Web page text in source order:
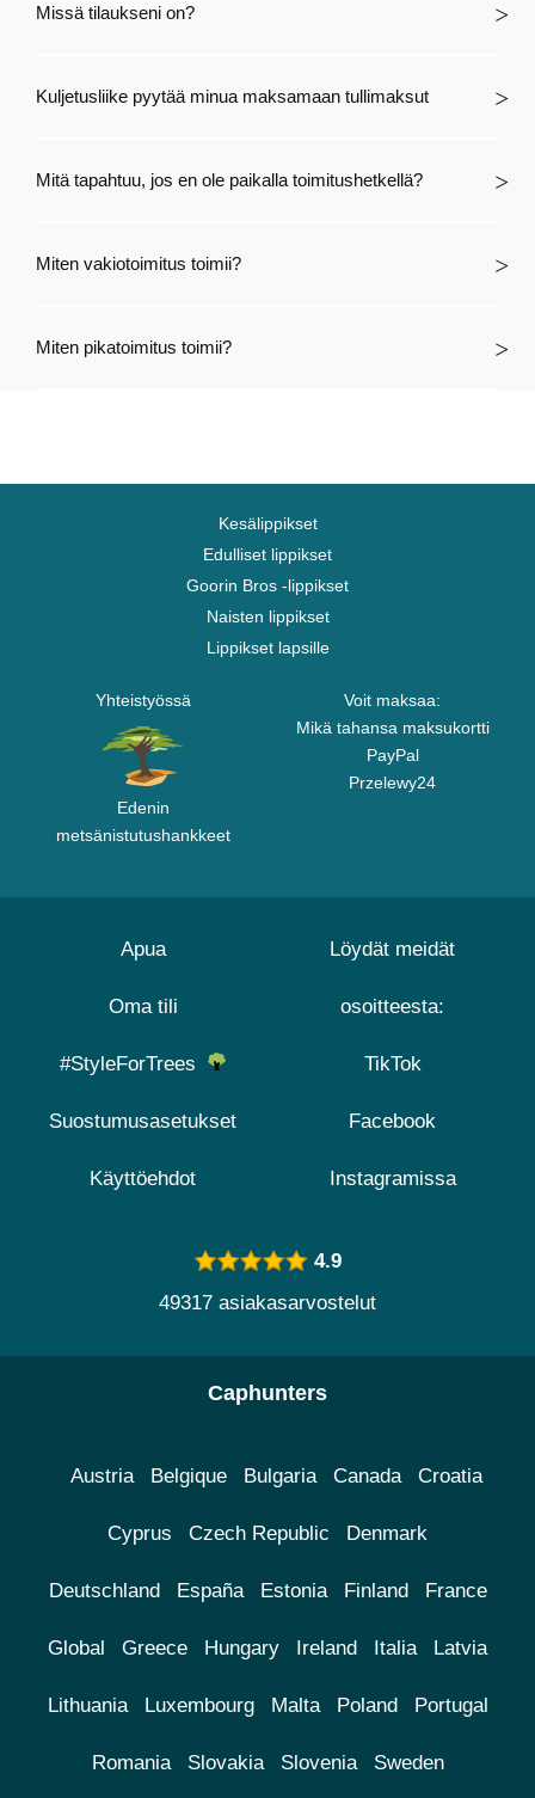
Missä tilaukseni on?
Kuljetusliike pyytää minua maksamaan tullimaksut
Mitä tapahtuu, jos en ole paikalla toimitushetkellä?
Miten vakiotoimitus toimii?
Miten pikatoimitus toimii?
Kesälippikset
Edulliset lippikset
Goorin Bros -lippikset
Naisten lippikset
Lippikset lapsille
Yhteistyössä
Edenin
metsänistutushankkeet
Voit maksaa:
Mikä tahansa maksukortti
PayPal
Przelewy24
Apua
Oma tili
#StyleForTrees
Suostumusasetukset
Käyttöehdot
Löydät meidät
osoitteesta:
TikTok
Facebook
Instagramissa
4.9
49317 asiakasarvostelut
Caphunters
Austria Belgique Bulgaria Canada Croatia
Cyprus Czech Republic Denmark
Deutschland España Estonia Finland France
Global Greece Hungary Ireland Italia Latvia
Lithuania Luxembourg Malta Poland Portugal
Romania Slovakia Slovenia Sweden